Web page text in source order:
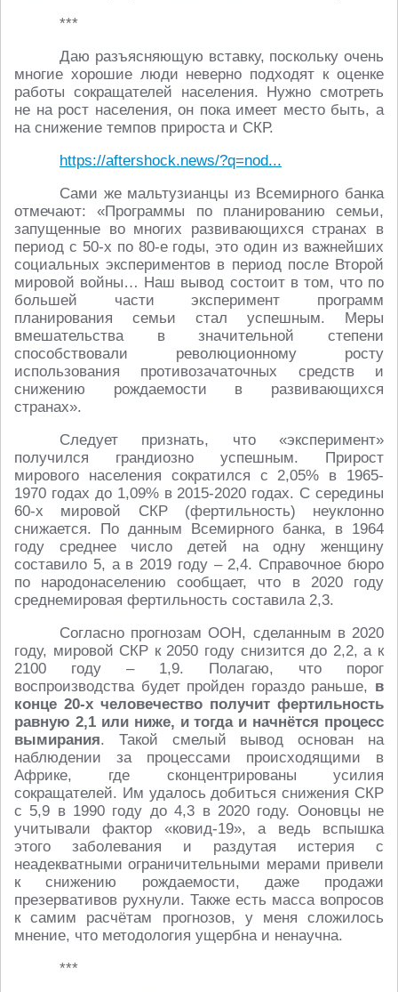
***
Даю разъясняющую вставку, поскольку очень
многие хорошие люди неверно подходят к оценке
работы сокращателей населения. Нужно смотреть
не на рост населения, он пока имеет место быть, а
на снижение темпов прироста и СКР.
https://aftershock.news/?q=nod...
Сами же мальтузианцы из Всемирного банка
отмечают: «Программы по планированию семьи,
запущенные во многих развивающихся странах в
период с 50-х по 80-е годы, это один из важнейших
социальных экспериментов в период после Второй
мировой войны… Наш вывод состоит в том, что по
большей части эксперимент программ
планирования семьи стал успешным. Меры
вмешательства в значительной степени
способствовали революционному росту
использования противозачаточных средств и
снижению рождаемости в развивающихся
странах».
Следует признать, что «эксперимент»
получился грандиозно успешным. Прирост
мирового населения сократился с 2,05% в 1965-
1970 годах до 1,09% в 2015-2020 годах. С середины
60-х мировой СКР (фертильность) неуклонно
снижается. По данным Всемирного банка, в 1964
году среднее число детей на одну женщину
составило 5, а в 2019 году – 2,4. Справочное бюро
по народонаселению сообщает, что в 2020 году
среднемировая фертильность составила 2,3.
Согласно прогнозам ООН, сделанным в 2020
году, мировой СКР к 2050 году снизится до 2,2, а к
2100 году – 1,9. Полагаю, что порог
воспроизводства будет пройден гораздо раньше, в
конце 20-х человечество получит фертильность
равную 2,1 или ниже, и тогда и начнётся процесс
вымирания. Такой смелый вывод основан на
наблюдении за процессами происходящими в
Африке, где сконцентрированы усилия
сокращателей. Им удалось добиться снижения СКР
с 5,9 в 1990 году до 4,3 в 2020 году. Ооновцы не
учитывали фактор «ковид-19», а ведь вспышка
этого заболевания и раздутая истерия с
неадекватными ограничительными мерами привели
к снижению рождаемости, даже продажи
презервативов рухнули. Также есть масса вопросов
к самим расчётам прогнозов, у меня сложилось
мнение, что методология ущербна и ненаучна.
***